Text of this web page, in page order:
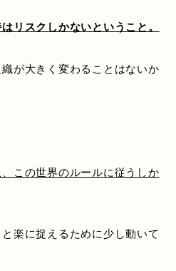
リスクしかないということ。
が大きく変わることはないか
この世界のルールに従うしか
楽に捉えるために少し動いて